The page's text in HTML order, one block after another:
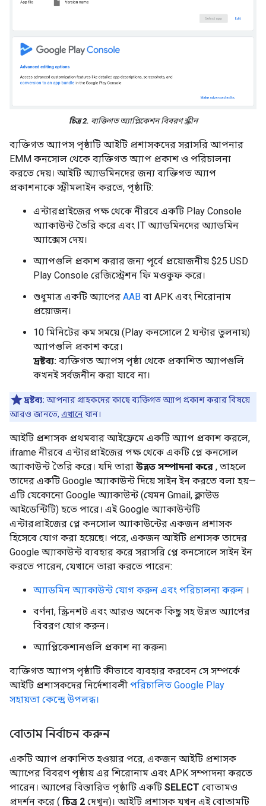
চিত্র 2. ব্যক্তিগত অ্যাপ্লিকেশন বিবরণ স্ক্রীন
ব্যক্তিগত অ্যাপস পৃষ্ঠাটি আইটি প্রশাসকদের সরাসরি আপনার
EMM কনসোল থেকে ব্যক্তিগত অ্যাপ প্রকাশ ও পরিচালনা
করতে দেয়। আইটি অ্যাডমিনদের জন্য ব্যক্তিগত অ্যাপ
প্রকাশনাকে স্ট্রীমলাইন করতে, পৃষ্ঠাটি:
এন্টারপ্রাইজের পক্ষ থেকে নীরবে একটি Play Console
অ্যাকাউন্ট তৈরি করে এবং IT অ্যাডমিনদের অ্যাডমিন
অ্যাক্সেস দেয়।
অ্যাপগুলি প্রকাশ করার জন্য পূর্বে প্রয়োজনীয় $25 USD
Play Console রেজিস্ট্রেশন ফি মওকুফ করে।
শুধুমাত্র একটি অ্যাপের AAB বা APK এবং শিরোনাম
প্রয়োজন।
10 মিনিটের কম সময়ে (Play কনসোলে 2 ঘন্টার তুলনায়)
অ্যাপগুলি প্রকাশ করে।
দ্রষ্টব্য: ব্যক্তিগত অ্যাপস পৃষ্ঠা থেকে প্রকাশিত অ্যাপগুলি
কখনই সর্বজনীন করা যাবে না।
দ্রষ্টব্য: আপনার গ্রাহকদের কাছে ব্যক্তিগত অ্যাপ প্রকাশ করার বিষয়ে
আরও জানতে, এখানেযান।
আইটি প্রশাসক প্রথমবার আইফ্রেমে একটি অ্যাপ প্রকাশ করলে,
iframe নীরবে এন্টারপ্রাইজের পক্ষ থেকে একটি প্লে কনসোল
অ্যাকাউন্ট তৈরি করে। যদি তারা উন্নত সম্পাদনা করে , তাহলে
তাদের একটি Google অ্যাকাউন্ট দিয়ে সাইন ইন করতে বলা হয়—
এটি যেকোনো Google অ্যাকাউন্ট (যেমন Gmail, ক্লাউড
আইডেন্টিটি) হতে পারে। এই Google অ্যাকাউন্টটি
এন্টারপ্রাইজের প্লে কনসোল অ্যাকাউন্টের একজন প্রশাসক
হিসেবে যোগ করা হয়েছে। পরে, একজন আইটি প্রশাসক তাদের
Google অ্যাকাউন্ট ব্যবহার করে সরাসরি প্লে কনসোলে সাইন ইন
করতে পারেন, যেখানে তারা করতে পারেন:
অ্যাডমিন অ্যাকাউন্ট যোগ করুন এবং পরিচালনা করুন ।
বর্ণনা, স্ক্রিনশট এবং আরও অনেক কিছু সহ উন্নত অ্যাপের
বিবরণ যোগ করুন।
অ্যাপ্লিকেশানগুলি প্রকাশ না করুন৷
ব্যক্তিগত অ্যাপস পৃষ্ঠাটি কীভাবে ব্যবহার করবেন সে সম্পর্কে
আইটি প্রশাসকদের নির্দেশাবলী পরিচালিত Google Play
সহায়তা কেন্দ্রে উপলব্ধ।
বোতাম নির্বাচন করুন
একটি অ্যাপ প্রকাশিত হওয়ার পরে, একজন আইটি প্রশাসক
অ্যাপের বিবরণ পৃষ্ঠায় এর শিরোনাম এবং APK সম্পাদনা করতে
পারেন। অ্যাপের বিস্তারিত পৃষ্ঠাটি একটি SELECT বোতামও
প্রদর্শন করে ( চিত্র 2 দেখুন)। আইটি প্রশাসক যখন এই বোতামটি